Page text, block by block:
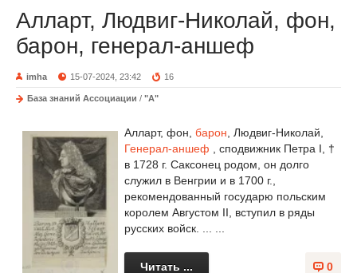
Алларт, Людвиг-Николай, фон,
барон, генерал-аншеф
imha 15-07-2024, 23:42 16
База знаний Ассоциации / "А"
Алларт, фон, барон , Людвиг-Николай,
Генерал-аншеф , сподвижник Петра I, †
в 1728 г. Саксонец родом, он долго
служил в Венгрии и в 1700 г.,
рекомендованный государю польским
королем Августом II, вступил в ряды
русских войск. ... ...
0
Читать ...